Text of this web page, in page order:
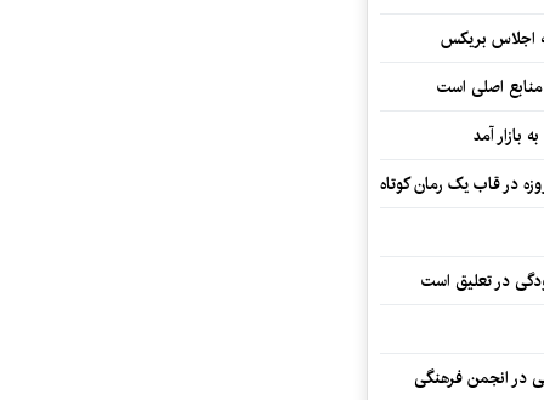
اجلاس بریکس
منابع اصلی است
بازار آمد
در تعلیق است
در انجمن فرهنگی